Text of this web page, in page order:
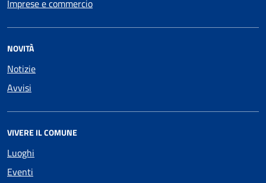
Imprese e commercio
NOVITÀ
Notizie
Avvisi
VIVERE IL COMUNE
Luoghi
Eventi